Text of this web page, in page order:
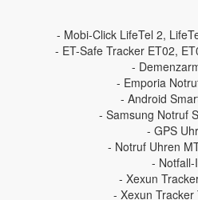
- Mobi-Click LifeTel 2,
- ET-Safe Tracker ET02,
-
- Emporia
- Android
- Samsung Notruf
- GPS
- Notruf Uhren
- Notfall-
- Xexun
- Xexun Tracker